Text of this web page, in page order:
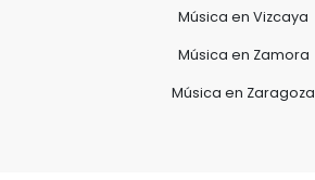
Música en Vizcaya
Música en Zamora
Música en Zaragoza